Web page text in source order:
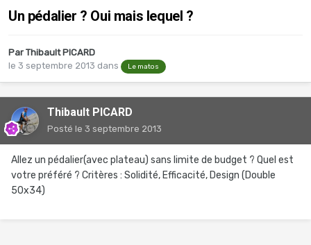
Un pédalier ? Oui mais lequel ?
Par Thibault PICARD
le 3 septembre 2013 dans Le matos
Thibault PICARD
Posté le 3 septembre 2013
Allez un pédalier(avec plateau) sans limite de budget ? Quel est
votre préféré ? Critères : Solidité, Efficacité, Design (Double
50x34)